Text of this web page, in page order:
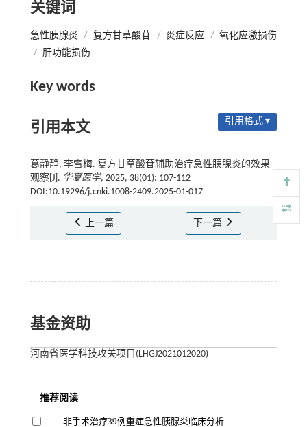
关键词
急性胰腺炎 / 复方甘草酸苷 / 炎症反应 / 氧化应激损伤
/ 肝功能损伤
Key words
引用本文 引用格式 ▾
葛静静, 李雪梅. 复方甘草酸苷辅助治疗急性胰腺炎的效果
观察[J]. 华夏医学, 2025, 38(01): 107-112
DOI:10.19296/j.cnki.1008-2409.2025-01-017
上一篇 下一篇
基金资助
河南省医学科技攻关项目(LHGJ2021012020)